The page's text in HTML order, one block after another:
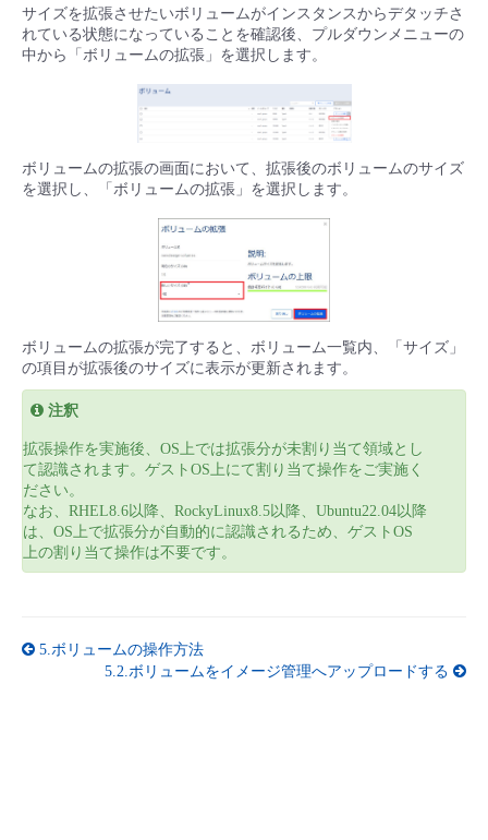
サイズを拡張させたいボリュームがインスタンスからデタッチさ
れている状態になっていることを確認後、プルダウンメニューの
中から「ボリュームの拡張」を選択します。
ボリュームの拡張の画面において、拡張後のボリュームのサイズ
を選択し、「ボリュームの拡張」を選択します。
ボリュームの拡張が完了すると、ボリューム一覧内、「サイズ」
の項目が拡張後のサイズに表示が更新されます。
注釈
拡張操作を実施後、OS上では拡張分が未割り当て領域とし
て認識されます。ゲストOS上にて割り当て操作をご実施く
ださい。
なお、RHEL8.6以降、RockyLinux8.5以降、Ubuntu22.04以降
は、OS上で拡張分が自動的に認識されるため、ゲストOS
上の割り当て操作は不要です。
5.ボリュームの操作方法
5.2.ボリュームをイメージ管理へアップロードする